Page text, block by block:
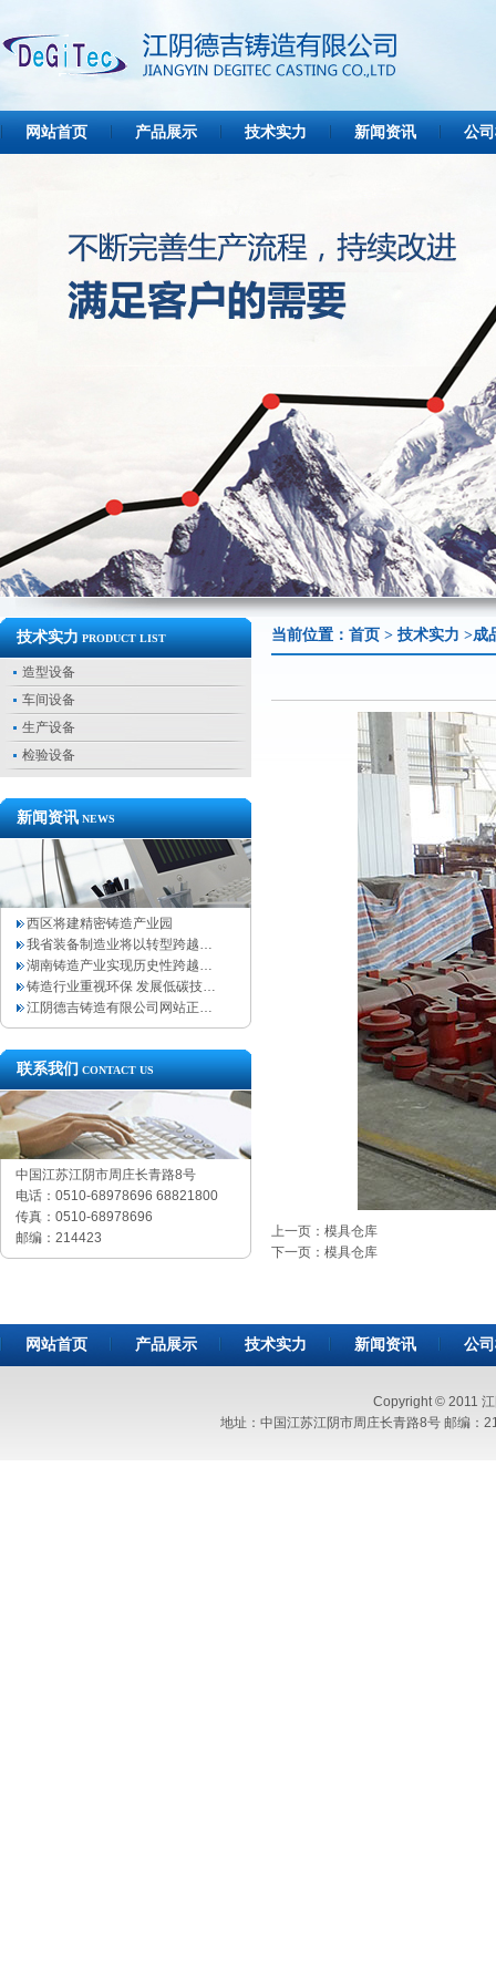
网站首页 产品展示 技术实力 新闻资讯 公
技术实力 PRODUCT LIST
造型设备
车间设备
生产设备
检验设备
新闻资讯 NEWS
西区将建精密铸造产业园
我省装备制造业将以转型跨越…
湖南铸造产业实现历史性跨越…
铸造行业重视环保 发展低碳技…
江阴德吉铸造有限公司网站正…
联系我们 CONTACT US
中国江苏江阴市周庄长青路8号
电话：0510-68978696 68821800
传真：0510-68978696
邮编：214423
当前位置： 首页 > 技术实力 >成
上一页：模具仓库
下一页：模具仓库
网站首页 产品展示 技术实力 新闻资讯 公
Copyright © 2011
地址：中国江苏江阴市周庄长青路8号 邮编